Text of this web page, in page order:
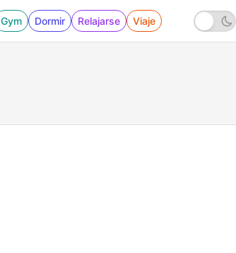
Gym Dormir Relajarse Viaje